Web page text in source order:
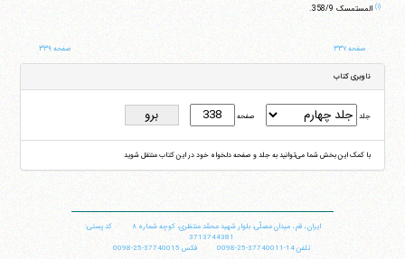
(۱) المستمسک ‏358/9.
صفحه ۳۳۷ صفحه ۳۳۹
ناوبری کتاب
جلد صفحه
با کمک این بخش شما می‌توانید به جلد و صفحه دلخواه خود در این کتاب منتقل شوید
ایران،قم،میدان مصلّی، بلوار شهید محمّد منتظری، كوچه شماره ٨
کد پستی:
3713744381
تلفن14-37740011-25-0098 فکس 37740015-25-0098